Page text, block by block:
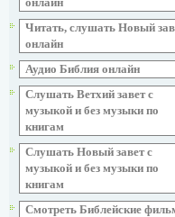
Читать, слушать Новый
онлайн
Аудио Библия онлайн
Слушать Ветхий завет с
музыкой и без музыки по
книгам
Слушать Новый завет с
музыкой и без музыки по
книгам
Смотреть Библейские